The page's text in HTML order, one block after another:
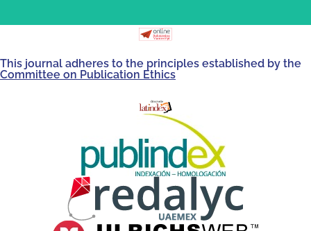
This journal adheres to the principles established by the
Committee on Publication Ethics